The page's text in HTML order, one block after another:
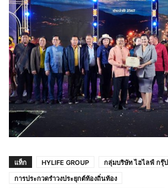
แท็ก HYLIFE GROUP
กลุ่มบริษัท ไฮไลฟ์ กรุ๊ป
การประกวดรำวงประยุกต์ท้องถิ่นท้อง